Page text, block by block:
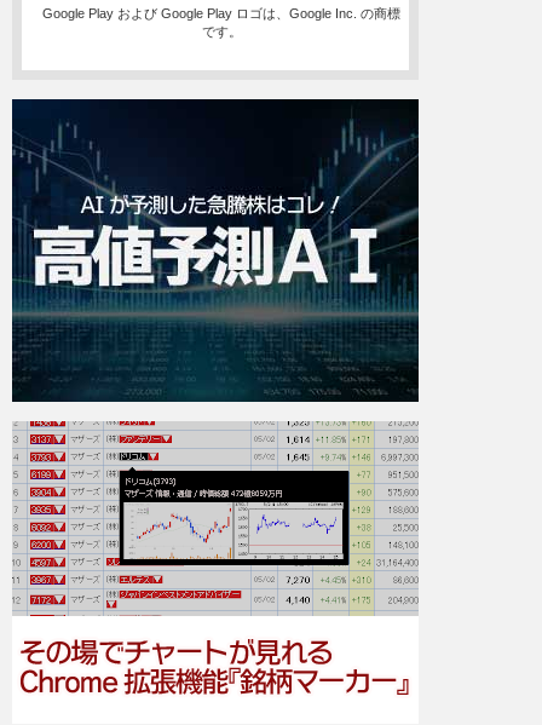
Google Play および Google Play ロゴは、Google Inc. の商標
です。